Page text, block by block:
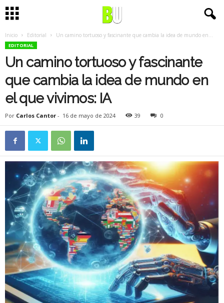
Inicio Editorial Un camino tortuoso y fascinante que cambia la idea de mundo en...
EDITORIAL
Un camino tortuoso y fascinante
que cambia la idea de mundo en
el que vivimos: IA
Por Carlos Cantor - 16 de mayo de 2024 39 0